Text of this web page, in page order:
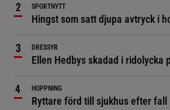
SPORTNYTT
Hingst som satt djupa avtryck i
DRESSYR
Ellen Hedbys skadad i ridolycka
HOPPNING
Ryttare förd till sjukhus efter fall